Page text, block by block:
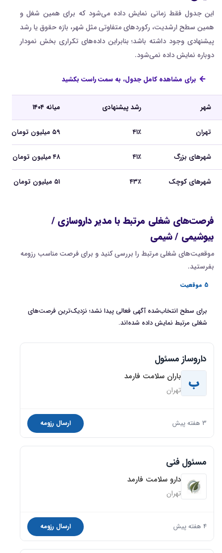
این جدول فقط زمانی نمایش داده می‌شود که برای همین شغل و
همین سطح ارشدیت، رکوردهای متفاوتی مثل شهر، بازه حقوق یا رشد
پیشنهادی وجود داشته باشد؛ بنابراین داده‌های تکراری بخش نمودار
دوباره نمایش داده نمی‌شود.
برای مشاهده کامل جدول، به سمت راست بکشید
شهر رشد پیشنهادی میانه ۱۴۰۴
تهران ۴۱٪ ۵۹ میلیون تومان
شهرهای بزرگ ۴۱٪ ۴۸ میلیون تومان
شهرهای کوچک ۴۳٪ ۵۱ میلیون تومان
فرصت‌های شغلی مرتبط با مدیر داروسازی /
بیوشیمی / شیمی
موقعیت‌های شغلی مرتبط را بررسی کنید و برای فرصت مناسب رزومه
بفرستید.
5 موقعیت
برای سطح انتخاب‌شده آگهی فعالی پیدا نشد؛ نزدیک‌ترین فرصت‌های
شغلی مرتبط نمایش داده شده‌اند.
داروساز مسئول
ب باران سلامت فارمد
تهران
3 هفته پیش ارسال رزومه
مسئول فنی
دارو سلامت فارمد
تهران
4 هفته پیش ارسال رزومه